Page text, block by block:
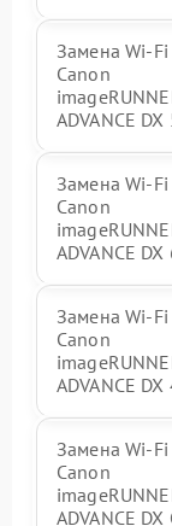
Замена Wi-
Canon
ADVANCE
Замена Wi-
Canon
ADVANCE
Замена Wi-
Canon
ADVANCE
Замена Wi-
Canon
ADVANCE